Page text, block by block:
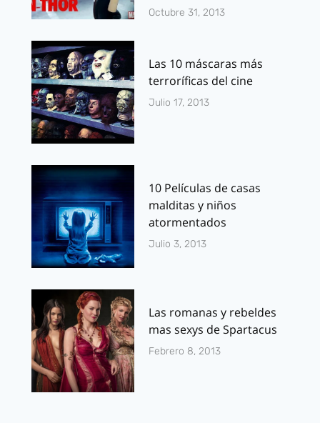
Octubre 31, 2013
Las 10 máscaras más
terroríficas del cine
Julio 17, 2013
10 Películas de casas
malditas y niños
atormentados
Julio 3, 2013
Las romanas y rebeldes
mas sexys de Spartacus
Febrero 8, 2013